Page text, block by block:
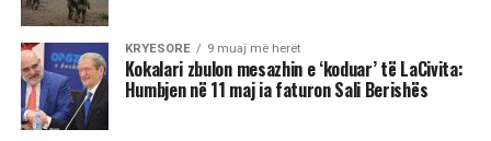
KRYESORE 9 muaj më herët
Kokalari zbulon mesazhin e ‘koduar’ të LaCivita:
Humbjen në 11 maj ia faturon Sali Berishës